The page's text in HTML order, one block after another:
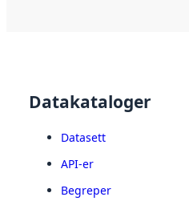
Datakataloger
Datasett
API-er
Begreper